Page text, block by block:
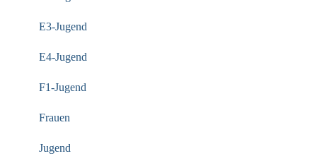
E3-Jugend
E4-Jugend
F1-Jugend
Frauen
Jugend